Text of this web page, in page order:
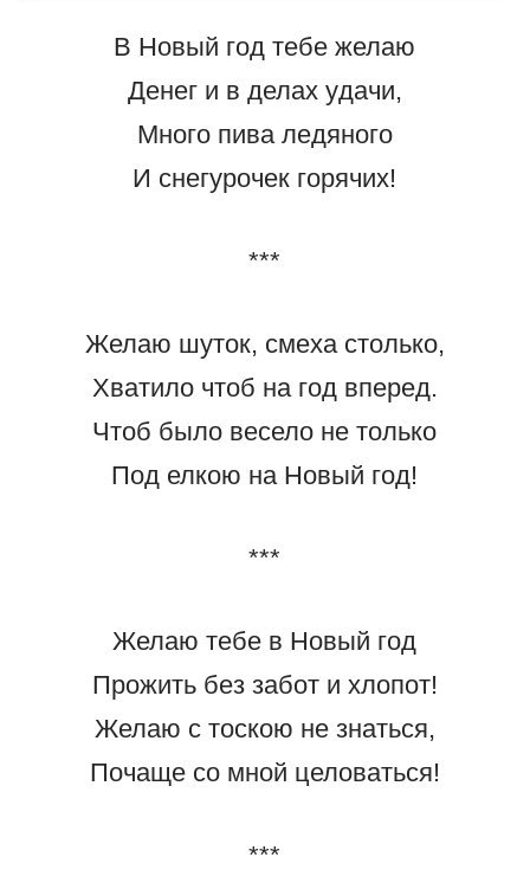
В Новый год тебе желаю
Денег и в делаx yдачи,
Много пива ледяного
И снегурочек горячих!
***
Желаю шуток, смеха столько,
Хватило чтоб на год вперед.
Чтоб было весело не только
Под елкою на Новый год!
***
Желаю тебе в Новый год
Прожить без забот и хлопот!
Желаю с тоскою не знаться,
Почаще со мной целоваться!
***